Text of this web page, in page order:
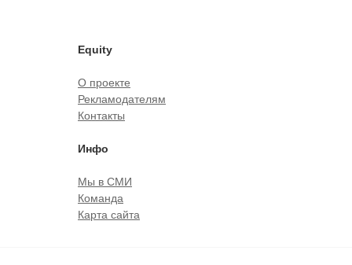
Equity
О проекте
Рекламодателям
Контакты
Инфо
Мы в СМИ
Команда
Карта сайта